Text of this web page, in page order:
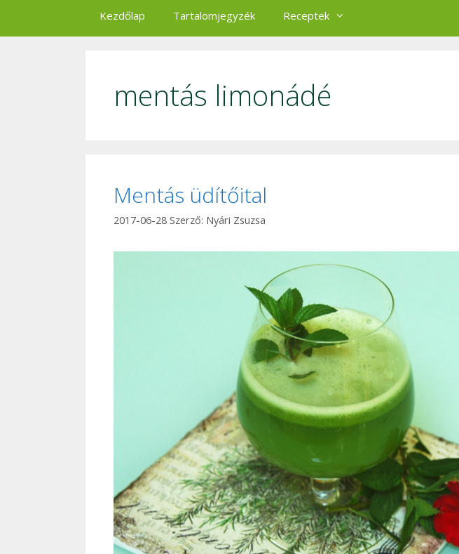
Kezdőlap Tartalomjegyzék Receptek
mentás limonádé
Mentás üdítőital
2017-06-28 Szerző: Nyári Zsuzsa